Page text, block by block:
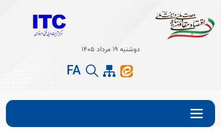
Open
دوشنبه 19 مرداد 1405
FA